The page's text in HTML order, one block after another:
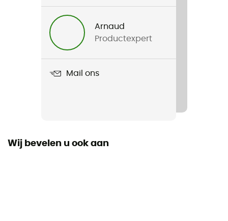
Heren / Dames
Spine VPD 2.0 Jacket
Arnaud
Productexpert
Mail ons
Wij bevelen u ook aan